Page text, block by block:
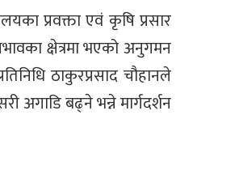
प्रवक्ता एवं कृषि प्रसार
क्षेत्रमा भएको अनुगमन
ठाकुरप्रसाद चौहानले
अगाडि बढ्ने भन्ने मार्गदर्शन